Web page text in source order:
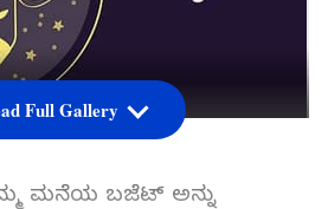
ಮನೆಯ ಬಜೆಟ್ ಅನ್ನು
Full Gallery